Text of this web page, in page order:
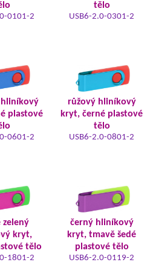
0101-2
tělo
USB6-2.0-0301-2
plastové
0601-2
růžový hliníkový
kryt, černé plastové
tělo
USB6-2.0-0801-2
zelený
kryt,
tělo
1801-2
černý hliníkový
kryt, tmavě šedé
plastové tělo
USB6-2.0-0119-2